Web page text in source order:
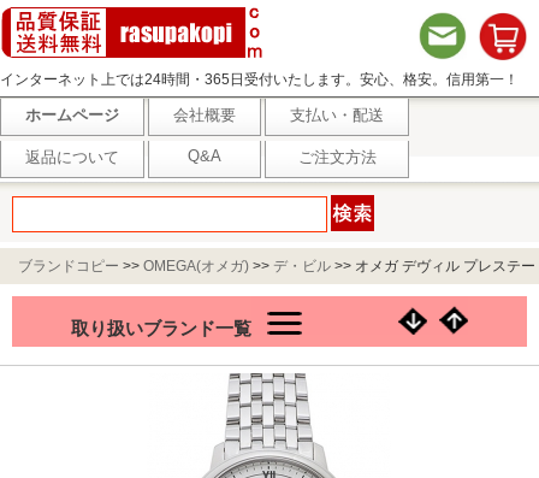
インターネット上では24時間・365日受付いたします。安心、格安。信用第一！
ホームページ 会社概要 支払い・配送
返品について Q&A ご注文方法
ブランドコピー >> OMEGA(オメガ) >> デ・ビル >> オメガ デヴィル プレステー
取り扱いブランド一覧